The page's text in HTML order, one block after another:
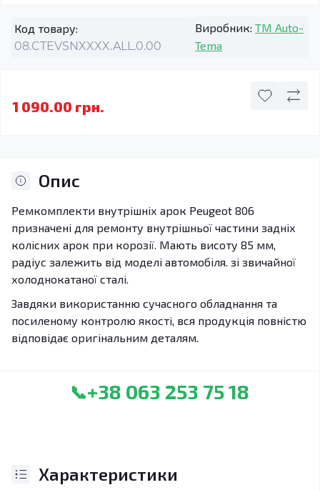
Код товару:
08.CTEVSNXXXX.ALL.0.00
Виробник: TM Auto-
Tema
1 090.00 грн.
Опис
Ремкомплекти внутрішніх арок Peugeot 806
призначені для ремонту внутрішньої частини задніх
колісних арок при корозії. Мають висоту 85 мм,
радіус залежить від моделі автомобіля. зі звичайної
холоднокатаної сталі.
Завдяки використанню сучасного обладнання та
посиленому контролю якості, вся продукція повністю
відповідає оригінальним деталям.
📞+38 063 253 75 18
Характеристики